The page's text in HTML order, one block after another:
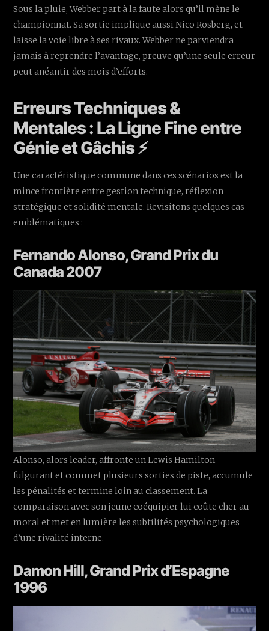
Sous la pluie, Webber part à la faute alors qu’il mène le
championnat. Sa sortie implique aussi Nico Rosberg, et
laisse la voie libre à ses rivaux. Webber ne parviendra
jamais à reprendre l’avantage, preuve qu’une seule erreur
peut anéantir des mois d’efforts.
Erreurs Techniques &
Mentales : La Ligne Fine entre
Génie et Gâchis ⚡
Une caractéristique commune dans ces scénarios est la
mince frontière entre gestion technique, réflexion
stratégique et solidité mentale. Revisitons quelques cas
emblématiques :
Fernando Alonso, Grand Prix du
Canada 2007
Alonso, alors leader, affronte un Lewis Hamilton
fulgurant et commet plusieurs sorties de piste, accumule
les pénalités et termine loin au classement. La
comparaison avec son jeune coéquipier lui coûte cher au
moral et met en lumière les subtilités psychologiques
d’une rivalité interne.
Damon Hill, Grand Prix d’Espagne
1996